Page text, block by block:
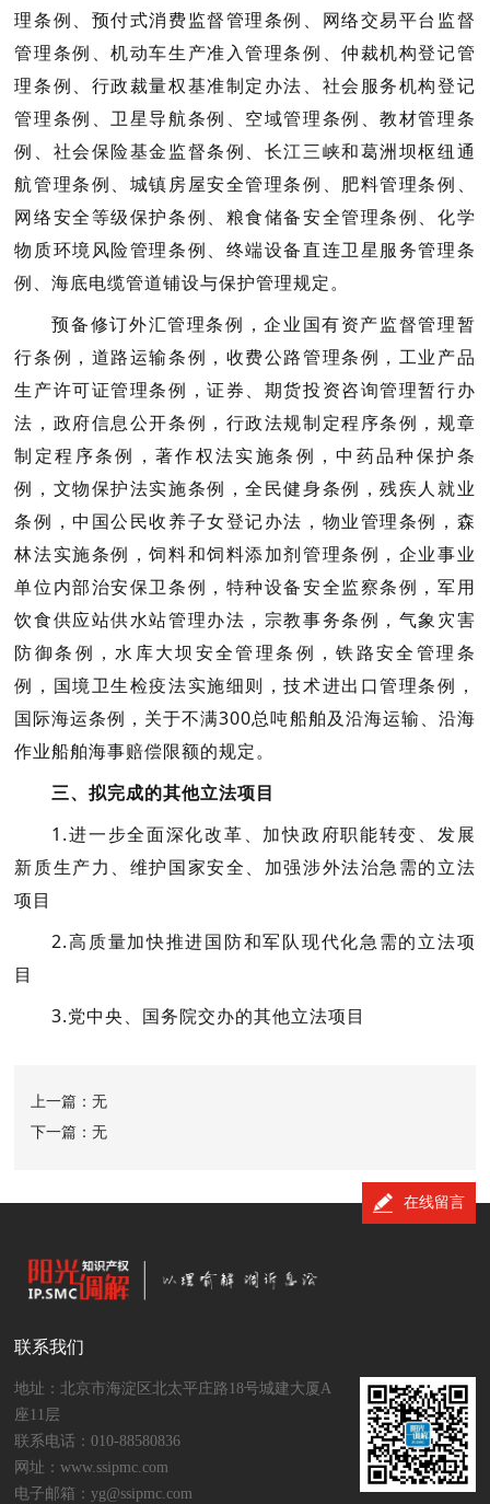
理条例、预付式消费监督管理条例、网络交易平台监督
管理条例、机动车生产准入管理条例、仲裁机构登记管
理条例、行政裁量权基准制定办法、社会服务机构登记
管理条例、卫星导航条例、空域管理条例、教材管理条
例、社会保险基金监督条例、长江三峡和葛洲坝枢纽通
航管理条例、城镇房屋安全管理条例、肥料管理条例、
网络安全等级保护条例、粮食储备安全管理条例、化学
物质环境风险管理条例、终端设备直连卫星服务管理条
例、海底电缆管道铺设与保护管理规定。
预备修订外汇管理条例，企业国有资产监督管理暂
行条例，道路运输条例，收费公路管理条例，工业产品
生产许可证管理条例，证券、期货投资咨询管理暂行办
法，政府信息公开条例，行政法规制定程序条例，规章
制定程序条例，著作权法实施条例，中药品种保护条
例，文物保护法实施条例，全民健身条例，残疾人就业
条例，中国公民收养子女登记办法，物业管理条例，森
林法实施条例，饲料和饲料添加剂管理条例，企业事业
单位内部治安保卫条例，特种设备安全监察条例，军用
饮食供应站供水站管理办法，宗教事务条例，气象灾害
防御条例，水库大坝安全管理条例，铁路安全管理条
例，国境卫生检疫法实施细则，技术进出口管理条例，
国际海运条例，关于不满300总吨船舶及沿海运输、沿海
作业船舶海事赔偿限额的规定。
三、拟完成的其他立法项目
1.进一步全面深化改革、加快政府职能转变、发展
新质生产力、维护国家安全、加强涉外法治急需的立法
项目
2.高质量加快推进国防和军队现代化急需的立法项
目
3.党中央、国务院交办的其他立法项目
上一篇：无
下一篇：无
在线留言
联系我们
地址：北京市海淀区北太平庄路18号城建大厦A
座11层
联系电话：010-88580836
网址：www.ssipmc.com
电子邮箱：yg@ssipmc.com